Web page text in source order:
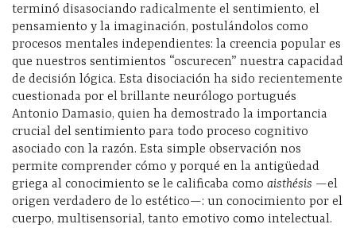
terminó disasociando radicalmente el sentimiento, el
pensamiento y la imaginación, postulándolos como
procesos mentales independientes: la creencia popular es
que nuestros sentimientos “oscurecen” nuestra capacidad
de decisión lógica. Esta disociación ha sido recientemente
cuestionada por el brillante neurólogo portugués
Antonio Damasio, quien ha demostrado la importancia
crucial del sentimiento para todo proceso cognitivo
asociado con la razón. Esta simple observación nos
permite comprender cómo y porqué en la antigüedad
griega al conocimiento se le calificaba como aisthésis —el
origen verdadero de lo estético—: un conocimiento por el
cuerpo, multisensorial, tanto emotivo como intelectual.